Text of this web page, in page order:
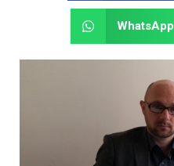
WhatsApp